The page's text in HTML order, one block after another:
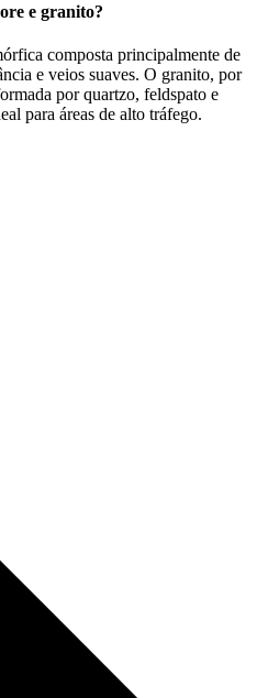
e granito?
composta principalmente de
e veios suaves. O granito, por
por quartzo, feldspato e
para áreas de alto tráfego.